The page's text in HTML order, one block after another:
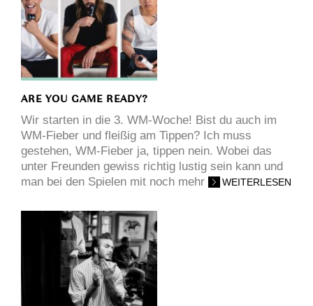
ARE YOU GAME READY?
Wir starten in die 3. WM-Woche! Bist du auch im
WM-Fieber und fleißig am Tippen? Ich muss
gestehen, WM-Fieber ja, tippen nein. Wobei das
unter Freunden gewiss richtig lustig sein kann und
man bei den Spielen mit noch mehr
WEITERLESEN